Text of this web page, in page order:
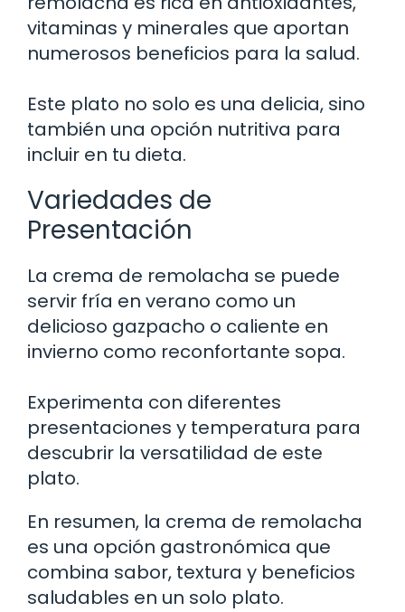
vitaminas y minerales que aportan
numerosos beneficios para la salud.
Este plato no solo es una delicia, sino
también una opción nutritiva para
incluir en tu dieta.
Variedades de
Presentación
La crema de remolacha se puede
servir fría en verano como un
delicioso gazpacho o caliente en
invierno como reconfortante sopa.
Experimenta con diferentes
presentaciones y temperatura para
descubrir la versatilidad de este
plato.
En resumen, la crema de remolacha
es una opción gastronómica que
combina sabor, textura y beneficios
saludables en un solo plato.